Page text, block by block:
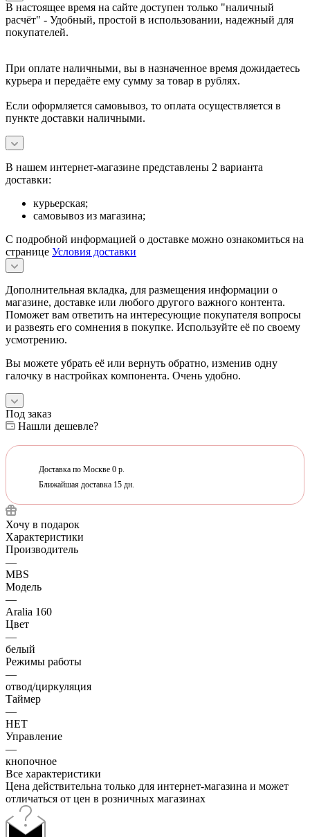
В настоящее время на сайте доступен только "наличный
расчёт" - Удобный, простой в использовании, надежный для
покупателей.
При оплате наличными, вы в назначенное время дожидаетесь
курьера и передаёте ему сумму за товар в рублях.
Если оформляется самовывоз, то оплата осуществляется в
пункте доставки наличными.
В нашем интернет-магазине представлены 2 варианта
доставки:
курьерская;
самовывоз из магазина;
С подробной информацией о доставке можно ознакомиться на
странице Условия доставки
Дополнительная вкладка, для размещения информации о
магазине, доставке или любого другого важного контента.
Поможет вам ответить на интересующие покупателя вопросы
и развеять его сомнения в покупке. Используйте её по своему
усмотрению.
Вы можете убрать её или вернуть обратно, изменив одну
галочку в настройках компонента. Очень удобно.
Под заказ
Нашли дешевле?
Доставка по Москве 0 р.
Ближайшая доставка 15 дн.
Хочу в подарок
Характеристики
Производитель
—
MBS
Модель
—
Aralia 160
Цвет
—
белый
Режимы работы
—
отвод/циркуляция
Таймер
—
НЕТ
Управление
—
кнопочное
Все характеристики
Цена действительна только для интернет-магазина и может
отличаться от цен в розничных магазинах